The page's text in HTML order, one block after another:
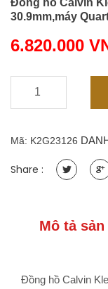
30.9mm,máy
6.820.000
Đồng
Klein
Quartz
gỉ
Mã: K2G23126
Share :
Mô tả sản
Đồng hồ Calvin